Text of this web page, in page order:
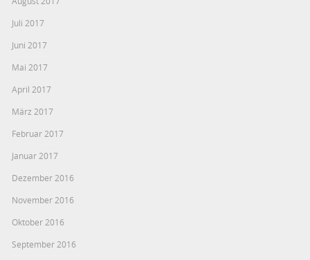
Juli 2017
Juni 2017
Mai 2017
April 2017
März 2017
Februar 2017
Januar 2017
Dezember 2016
November 2016
Oktober 2016
September 2016